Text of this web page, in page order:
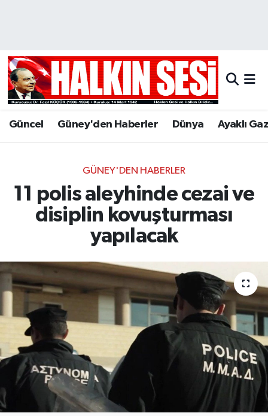
Güncel Güney'den Haberler Dünya Ayaklı
GÜNEY'DEN HABERLER
11 polis aleyhinde cezai ve
disiplin kovuşturması
yapılacak
Hava Durumu
Trafik Durumu
Tüm Manşetler
Son Dakika Haberleri
Haber Arşivi